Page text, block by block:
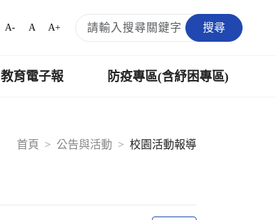
A- A A+ 搜尋
教育電子報 防疫專區(含紓困專區)
首頁 公告與活動 校園活動報導